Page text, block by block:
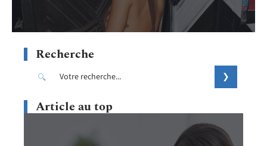
Recherche
Article au top